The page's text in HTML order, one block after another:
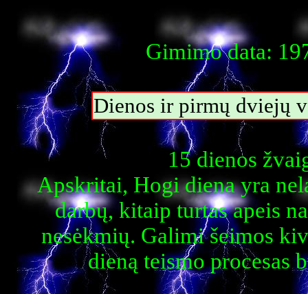
Gimimo data:
Dienos ir pirmų dviejų
15 dienos
Apskritai, Hogi diena yra
darbų, kitaip turtas apeis
nesėkmių. Galimi šeimos
dieną teismo procesas